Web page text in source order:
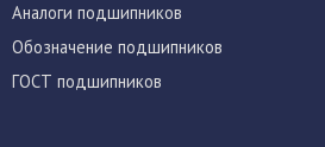
Аналоги подшипников
Обозначение подшипников
ГОСТ подшипников